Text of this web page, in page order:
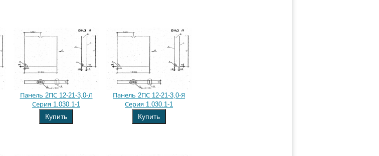
Панель 2ПС 12-21-3,0-Л
Серия 1.030.1-1
Купить
Панель 2ПС 12-21-3,0-Я
Серия 1.030.1-1
Купить